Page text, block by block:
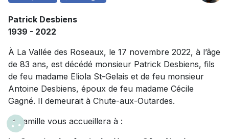
Patrick Desbiens
1939 - 2022
À La Vallée des Roseaux, le 17 novembre 2022, à l’âge
de 83 ans, est décédé monsieur Patrick Desbiens, fils
de feu madame Eliola St-Gelais et de feu monsieur
Antoine Desbiens, époux de feu madame Cécile
Gagné. Il demeurait à Chute-aux-Outardes.
La famille vous accueillera à :